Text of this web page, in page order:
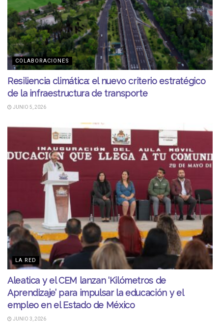
COLABORACIONES
Resiliencia climática: el nuevo criterio estratégico
de la infraestructura de transporte
JUNIO 5, 2026
LA RED
Aleatica y el CEM lanzan ‘Kilómetros de
Aprendizaje’ para impulsar la educación y el
empleo en el Estado de México
JUNIO 3, 2026